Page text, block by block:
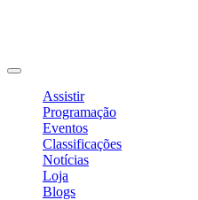
Assistir
Programação
Eventos
Classificações
Notícias
Loja
Blogs